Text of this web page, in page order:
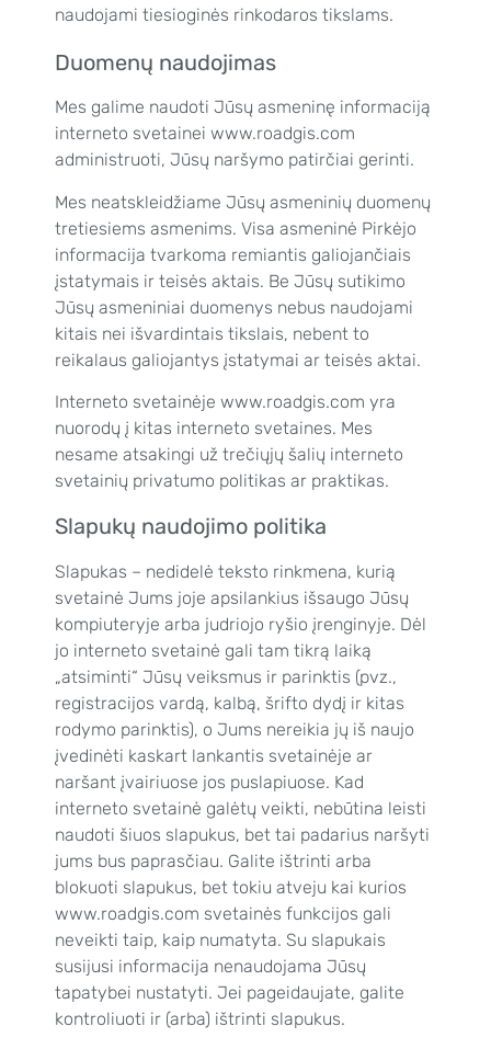
naudojami tiesioginės rinkodaros tikslams.
Duomenų naudojimas
Mes galime naudoti Jūsų asmeninę informaciją
interneto svetainei www.roadgis.com
administruoti, Jūsų naršymo patirčiai gerinti.
Mes neatskleidžiame Jūsų asmeninių duomenų
tretiesiems asmenims. Visa asmeninė Pirkėjo
informacija tvarkoma remiantis galiojančiais
įstatymais ir teisės aktais. Be Jūsų sutikimo
Jūsų asmeniniai duomenys nebus naudojami
kitais nei išvardintais tikslais, nebent to
reikalaus galiojantys įstatymai ar teisės aktai.
Interneto svetainėje www.roadgis.com yra
nuorodų į kitas interneto svetaines. Mes
nesame atsakingi už trečiųjų šalių interneto
svetainių privatumo politikas ar praktikas.
Slapukų naudojimo politika
Slapukas – nedidelė teksto rinkmena, kurią
svetainė Jums joje apsilankius išsaugo Jūsų
kompiuteryje arba judriojo ryšio įrenginyje. Dėl
jo interneto svetainė gali tam tikrą laiką
„atsiminti“ Jūsų veiksmus ir parinktis (pvz.,
registracijos vardą, kalbą, šrifto dydį ir kitas
rodymo parinktis), o Jums nereikia jų iš naujo
įvedinėti kaskart lankantis svetainėje ar
naršant įvairiuose jos puslapiuose. Kad
interneto svetainė galėtų veikti, nebūtina leisti
naudoti šiuos slapukus, bet tai padarius naršyti
jums bus paprasčiau. Galite ištrinti arba
blokuoti slapukus, bet tokiu atveju kai kurios
www.roadgis.com svetainės funkcijos gali
neveikti taip, kaip numatyta. Su slapukais
susijusi informacija nenaudojama Jūsų
tapatybei nustatyti. Jei pageidaujate, galite
kontroliuoti ir (arba) ištrinti slapukus.